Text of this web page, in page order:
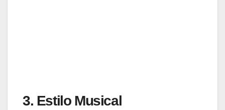
3. Estilo Musical